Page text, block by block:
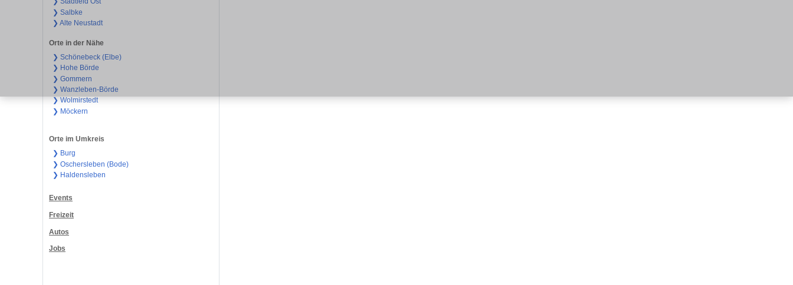
❯ Salbke
❯ Alte Neustadt
Orte in der Nähe
❯ Schönebeck (Elbe)
❯ Hohe Börde
❯ Gommern
❯ Wanzleben-Börde
❯ Wolmirstedt
❯ Möckern
Orte im Umkreis
❯ Burg
❯ Oschersleben (Bode)
❯ Haldensleben
Events
Freizeit
Autos
Jobs